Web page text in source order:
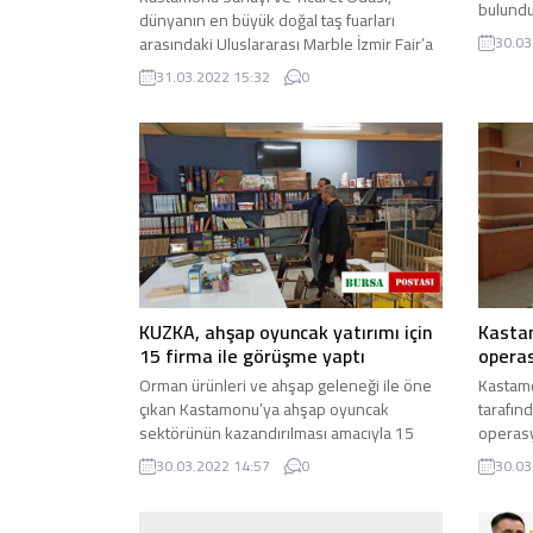
dünyanın en büyük doğal taş fuarları
arasındaki Uluslararası Marble İzmir Fair’a
katıldı. İzmir Fuar Alanı ...
31.03.2022 15:32 0
ilçesine
KUZKA, ahşap oyuncak yatırımı için
15 firma ile görüşme yaptı
Orman ürünleri ve ahşap geleneği ile öne
çıkan Kastamonu’ya ahşap oyuncak
sektörünün kazandırılması amacıyla 15
firma ile görüşen Kuzey Anadolu ...
30.03.2022 14:57 0